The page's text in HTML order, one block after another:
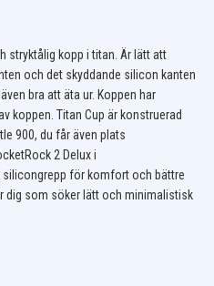
stryktålig kopp i titan. Är lätt att
och det skyddande silicon kanten
bra att äta ur. Koppen har
koppen. Titan Cup är konstruerad
900, du får även plats
2 Delux i
silicongrepp för komfort och bättre
dig som söker lätt och minimalistisk